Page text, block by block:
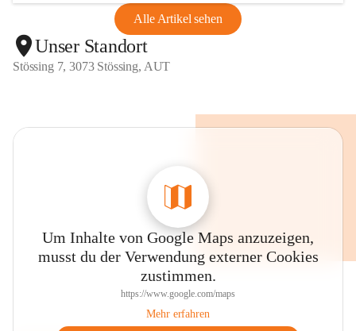
Alle Artikel sehen
Unser Standort
Stössing 7, 3073 Stössing, AUT
Um Inhalte von Google Maps anzuzeigen,
musst du der Verwendung externer Cookies
zustimmen.
https://www.google.com/maps
Mehr erfahren